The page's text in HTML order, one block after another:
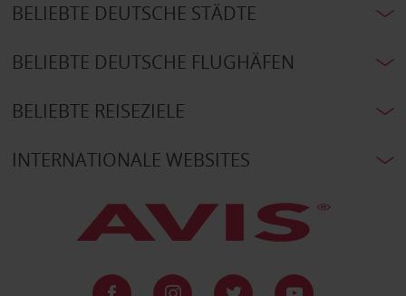
BELIEBTE DEUTSCHE STÄDTE
BELIEBTE DEUTSCHE FLUGHÄFEN
BELIEBTE REISEZIELE
INTERNATIONALE WEBSITES